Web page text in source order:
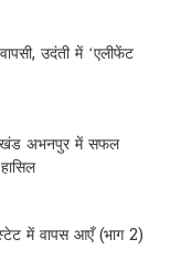
उदंती में ‘एलीफेंट
अभनपुर में सफल
में वापस आएँ (भाग 2)